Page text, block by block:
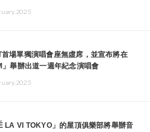
場單獨演唱會座無虛席，並宣布將在
」舉辦出道一週年紀念演唱會
LA VI TOKYO」的屋頂俱樂部將舉辦音